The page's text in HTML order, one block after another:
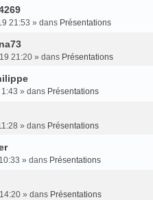
21:53 » dans Présentations
21:20 » dans Présentations
» dans Présentations
» dans Présentations
» dans Présentations
» dans Présentations